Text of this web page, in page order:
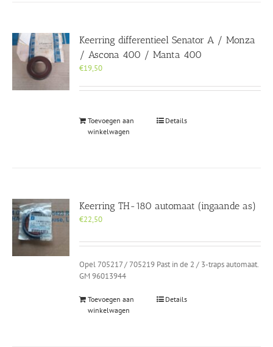
Keerring differentieel Senator A / Monza
/ Ascona 400 / Manta 400
€19,50
Toevoegen aan
winkelwagen
Details
Keerring TH-180 automaat (ingaande as)
€22,50
Opel 705217 / 705219 Past in de 2 / 3-traps automaat.
GM 96013944
Toevoegen aan
winkelwagen
Details